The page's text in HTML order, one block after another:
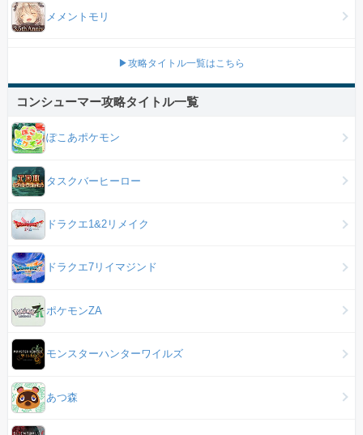
メメントモリ
▶攻略タイトル一覧はこちら
コンシューマー攻略タイトル一覧
ぽこあポケモン
タスクバーヒーロー
ドラクエ1&2リメイク
ドラクエ7リイマジンド
ポケモンZA
モンスターハンターワイルズ
あつ森